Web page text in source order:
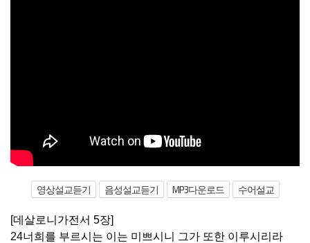
영상설교듣기 음성설교듣기 MP3다운로드 수어설교
[데살로니가전서 5장]
24너희를 부르시는 이는 미쁘시니 그가 또한 이루시리라